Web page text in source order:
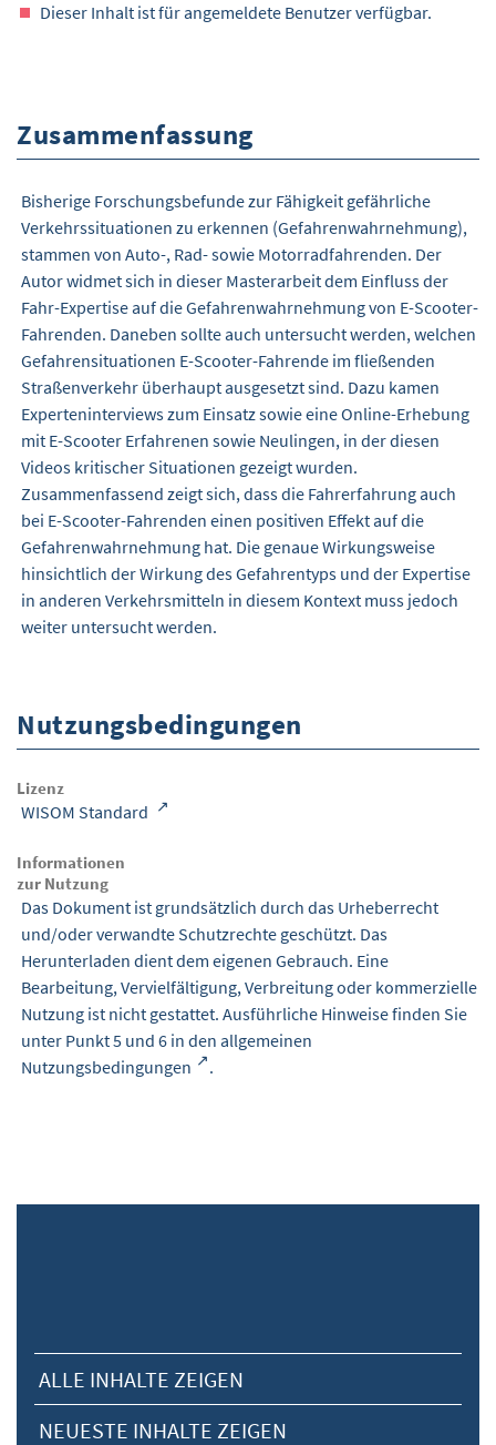
Dieser Inhalt ist für angemeldete Benutzer verfügbar.
Zusammenfassung
Bisherige Forschungsbefunde zur Fähigkeit gefährliche
Verkehrssituationen zu erkennen (Gefahrenwahrnehmung),
stammen von Auto-, Rad- sowie Motorradfahrenden. Der
Autor widmet sich in dieser Masterarbeit dem Einfluss der
Fahr-Expertise auf die Gefahrenwahrnehmung von E-Scooter-
Fahrenden. Daneben sollte auch untersucht werden, welchen
Gefahrensituationen E-Scooter-Fahrende im fließenden
Straßenverkehr überhaupt ausgesetzt sind. Dazu kamen
Experteninterviews zum Einsatz sowie eine Online-Erhebung
mit E-Scooter Erfahrenen sowie Neulingen, in der diesen
Videos kritischer Situationen gezeigt wurden.
Zusammenfassend zeigt sich, dass die Fahrerfahrung auch
bei E-Scooter-Fahrenden einen positiven Effekt auf die
Gefahrenwahrnehmung hat. Die genaue Wirkungsweise
hinsichtlich der Wirkung des Gefahrentyps und der Expertise
in anderen Verkehrsmitteln in diesem Kontext muss jedoch
weiter untersucht werden.
Nutzungsbedingungen
Lizenz
WISOM Standard
Informationen
zur Nutzung
Das Dokument ist grundsätzlich durch das Urheberrecht
und/oder verwandte Schutzrechte geschützt. Das
Herunterladen dient dem eigenen Gebrauch. Eine
Bearbeitung, Vervielfältigung, Verbreitung oder kommerzielle
Nutzung ist nicht gestattet. Ausführliche Hinweise finden Sie
unter Punkt 5 und 6 in den allgemeinen
Nutzungsbedingungen
.
ALLE INHALTE ZEIGEN
NEUESTE INHALTE ZEIGEN